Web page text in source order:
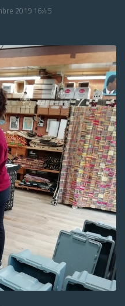
2019 16:45